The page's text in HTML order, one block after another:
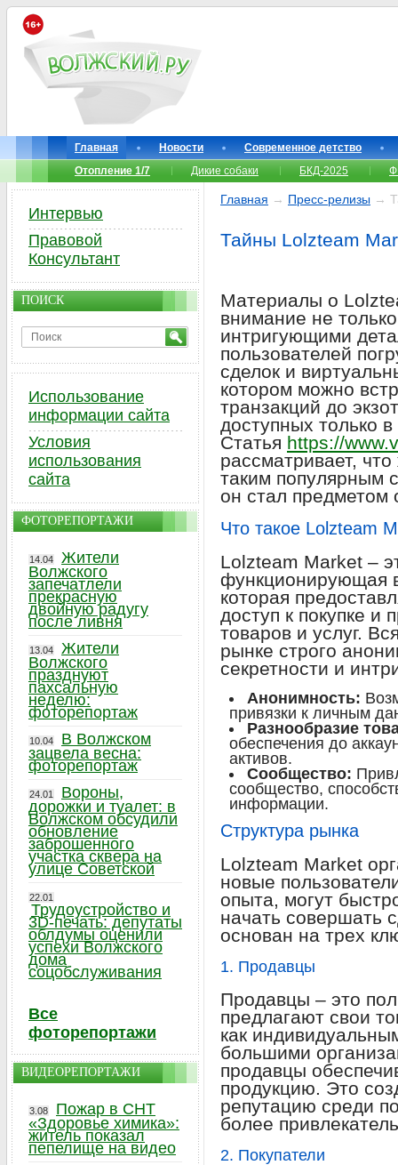
Главная Новости
Современное детство
Отопление 1/7
Дикие собаки БКД-2025
Главная → Пресс-релизы →
Тайны Lolzteam
Материалы о
внимание не
интригующими
пользователей
сделок и
котором можно
транзакций до
доступных только
Статья https://
рассматривает,
таким популярным
он стал предметом
Что такое Lolzteam
Lolzteam Market –
функционирующая
которая
доступ к покупке
товаров и услуг.
рынке строго
секретности и
Анонимность:
привязки к личным
Разнообразие
обеспечения до
активов.
Сообщество:
сообщество,
информации.
Структура рынка
Lolzteam Market
новые
опыта, могут
начать совершать
основан на трех
1. Продавцы
Продавцы – это
предлагают свои
как
большими
продавцы
продукцию. Это
репутацию среди
более
2. Покупатели
Интервью
Правовой
Консультант
ПОИСК
Использование
информации сайта
Условия
использования
сайта
ФОТОРЕПОРТАЖИ
14.04
Жители
Волжского
запечатлели
прекрасную
двойную радугу
после ливня
13.04
Жители
Волжского
празднуют
пахсальную
неделю:
фоторепортаж
10.04
В Волжском
зацвела весна:
фоторепортаж
24.01
Вороны,
дорожки и туалет: в
Волжском обсудили
обновление
заброшенного
участка сквера на
улице Советской
22.01
Трудоустройство и
3D-печать: депутаты
облдумы оценили
успехи Волжского
дома
соцобслуживания
Все
фоторепортажи
ВИДЕОРЕПОРТАЖИ
3.08
Пожар в СНТ
«Здоровье химика»:
житель показал
пепелище на видео